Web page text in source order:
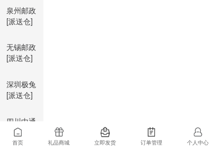
泉州邮政
[派送仓]
无锡邮政
[派送仓]
深圳极兔
[派送仓]
四川中通
[派送仓]
首页 礼品商城 立即发货 订单管理 个人中心